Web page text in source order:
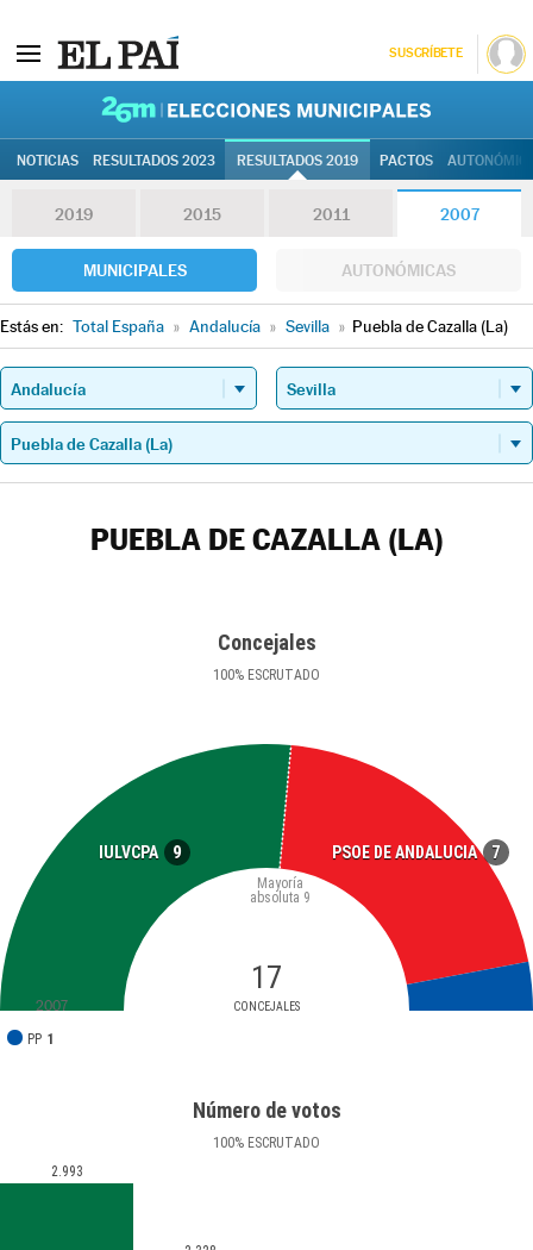
SUSCRÍBETE
NOTICIAS RESULTADOS 2023 RESULTADOS 2019 PACTOS
2019 2015 2011 2007
MUNICIPALES AUTONÓMICAS
Estás en: Total España » Andalucía » Sevilla » Puebla de Cazalla (La)
PUEBLA DE CAZALLA (LA)
Concejales
100% ESCRUTADO
IULVCPA 9 PSOE DE ANDALUCIA 7
17
CONCEJALES
Mayoría
absoluta 9
PP 1
2007
Número de votos
100% ESCRUTADO
2.993